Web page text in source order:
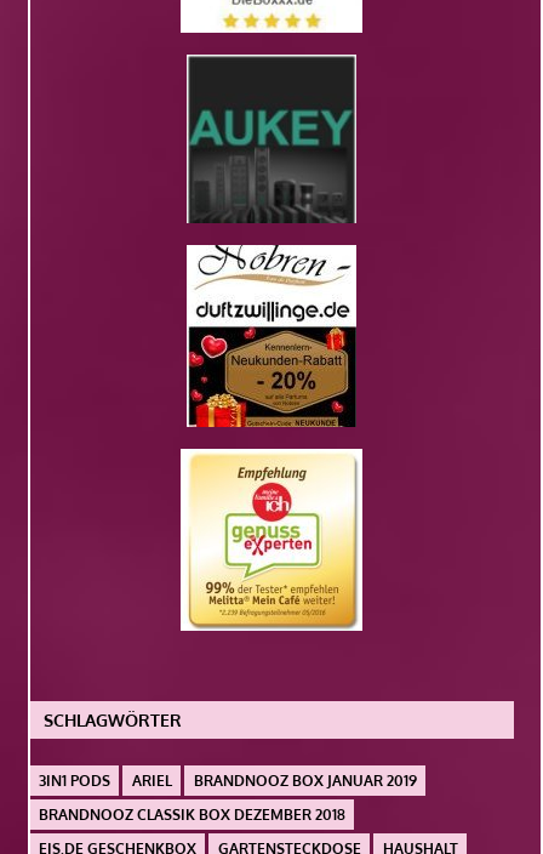
SCHLAGWÖRTER
3IN1 PODS ARIEL
BRANDNOOZ BOX JANUAR 2019
BRANDNOOZ CLASSIK BOX DEZEMBER 2018
EIS.DE GESCHENKBOX
GARTENSTECKDOSE HAUSHALT